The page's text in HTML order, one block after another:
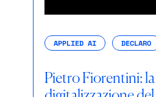
APPLIED AI DECLARO
Pietro Fiorentini: la